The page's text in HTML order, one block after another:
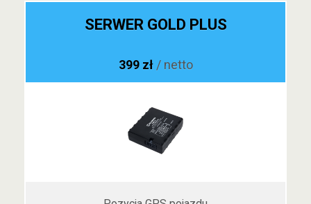
SERWER GOLD PLUS
399 zł / netto